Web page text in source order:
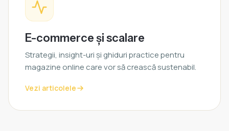
E-commerce și scalare
Strategii, insight-uri și ghiduri practice pentru
magazine online care vor să crească sustenabil.
Vezi articolele